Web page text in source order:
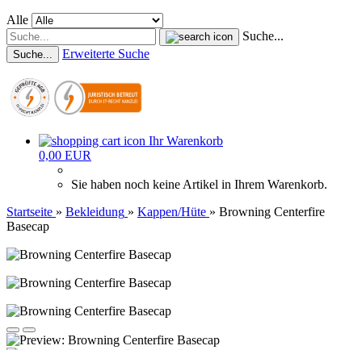
Alle
Suche...
Suche... Erweiterte Suche
Ihr Warenkorb
0,00 EUR
Sie haben noch keine Artikel in Ihrem Warenkorb.
Startseite » Bekleidung » Kappen/Hüte » Browning Centerfire
Basecap